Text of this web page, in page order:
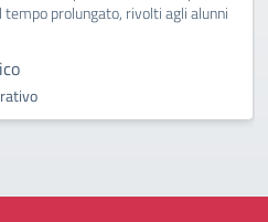
prolungato, rivolti agli alunni